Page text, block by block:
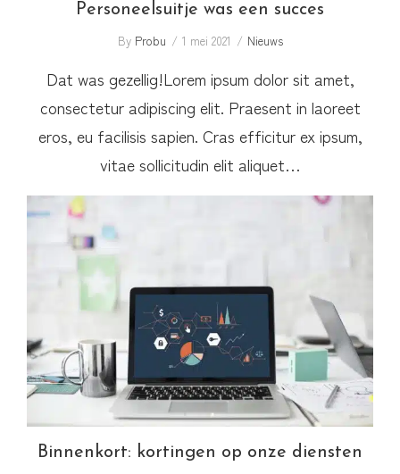
Personeelsuitje was een succes
By Probu 1 mei 2021 Nieuws
Dat was gezellig!Lorem ipsum dolor sit amet,
consectetur adipiscing elit. Praesent in laoreet
eros, eu facilisis sapien. Cras efficitur ex ipsum,
vitae sollicitudin elit aliquet…
Binnenkort: kortingen op onze diensten
Binnenkort: kortingen op onze diensten